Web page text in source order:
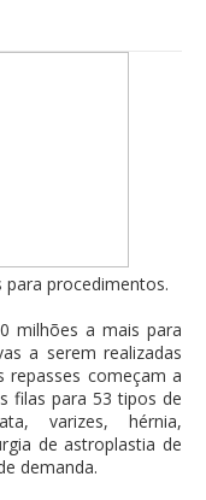
para procedimentos.
milhões a mais para
a serem realizadas
repasses começam a
filas para 53 tipos de
varizes, hérnia,
de astroplastia de
demanda.